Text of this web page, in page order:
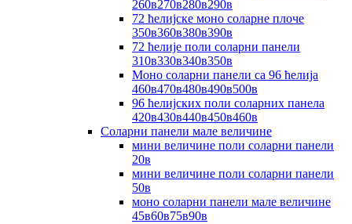
260в270в280в290в
72 ћелијске моно соларне плоче
350в360в380в390в
72 ћелије поли соларни панели
310в330в340в350в
Моно соларни панели са 96 ћелија
460в470в480в490в500в
96 ћелијских поли соларних панела
420в430в440в450в460в
Соларни панели мале величине
мини величине поли соларни панели
20в
мини величине поли соларни панели
50в
моно соларни панели мале величине
45в60в75в90в